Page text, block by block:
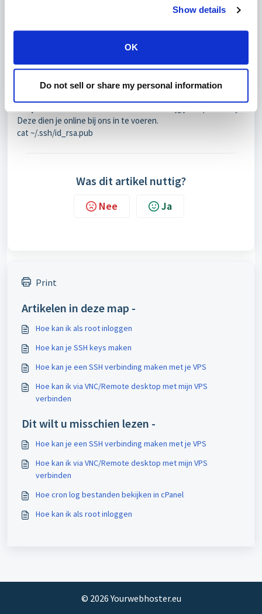
Show details
OK
Do not sell or share my personal information
laten, maar dan kan iedereen je keys gebruiken. Wij raden aan
om een sterk wachtwoord in te stellen. Je zal dit met elke SSH
Enter passphrase (empty for no passphrase):
Herhaal de passphrase:
Deze dien je online bij ons in te voeren.
cat ~/.ssh/id_rsa.pub
Was dit artikel nuttig?
Nee Ja
Print
Artikelen in deze map -
Hoe kan ik als root inloggen
Hoe kan je SSH keys maken
Hoe kan je een SSH verbinding maken met je VPS
Hoe kan ik via VNC/Remote desktop met mijn VPS
verbinden
Dit wilt u misschien lezen -
Hoe kan je een SSH verbinding maken met je VPS
Hoe kan ik via VNC/Remote desktop met mijn VPS
verbinden
Hoe cron log bestanden bekijken in cPanel
Hoe kan ik als root inloggen
© 2026Yourwebhoster.eu